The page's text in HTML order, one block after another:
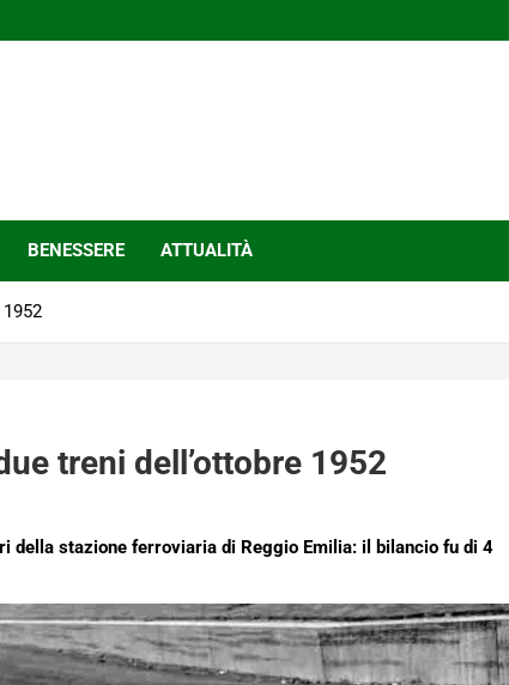
BENESSERE ATTUALITÀ
treni dell’ottobre 1952
della stazione ferroviaria di Reggio Emilia: il bilancio fu di 4